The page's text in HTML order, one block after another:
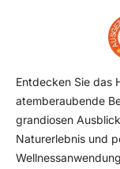
Entdecken Sie das
atemberaubende
grandiosen
Naturerlebnis und